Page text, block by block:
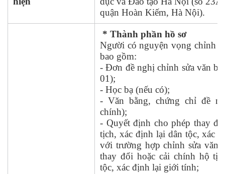
quận Hoàn Kiếm, Hà Nội).
* Thành phần hồ sơ
Người có nguyện vọng chỉnh
bao gồm:
- Đơn đề nghị chỉnh sửa văn
01);
- Học bạ (nếu có);
- Văn bằng, chứng chỉ đề
chính);
- Quyết định cho phép thay
tịch, xác định lại dân tộc, xác
với trường hợp chỉnh sửa văn
thay đổi hoặc cải chính hộ
tộc, xác định lại giới tính;